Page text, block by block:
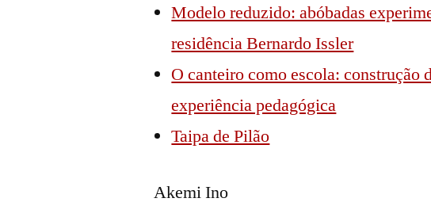
Modelo reduzido: abóbadas
residência Bernardo Issler
O canteiro como escola: construção
experiência pedagógica
Taipa de Pilão
Akemi Ino